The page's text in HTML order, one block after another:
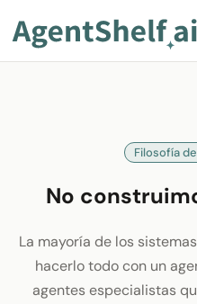
Filosofía
No
La mayoría de los
hacerlo todo con un
agentes especialistas